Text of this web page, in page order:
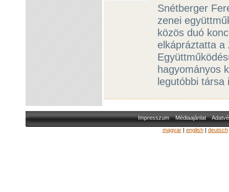
Snétberger
zenei
közös duó
elkápráztatta a
hagyományos
legutóbbi
Impresszum Médiaajánlat
magyar| english| deutsch